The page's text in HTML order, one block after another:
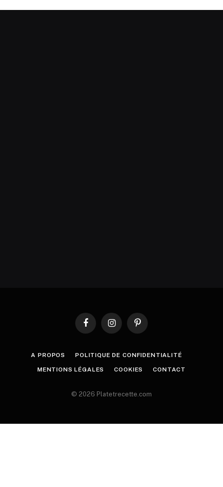
FacebookInstagramPinterest
A PROPOS POLITIQUE DE CONFIDENTIALITÉ
MENTIONS LÉGALES COOKIES CONTACT
© 2026 Platetrecette.com